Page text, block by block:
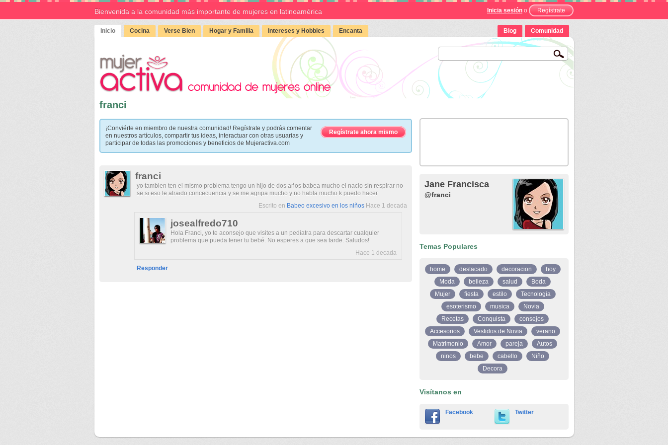
Bienvenida a la comunidad más importante de mujeres en latinoamérica Inicia sesión o Regístrate
Inicio Cocina Verse Bien Hogar y Familia Intereses y Hobbies Encanta Blog Comunidad
franci
¡Conviérte en miembro de nuestra comunidad! Regístrate y podrás comentar
en nuestros artículos, compartir tus ideas, interactuar con otras usuarias y
participar de todas las promociones y beneficios de Mujeractiva.com
Regístrate ahora mismo
franci
yo tambien ten el mismo problema tengo un hijo de dos años babea mucho el nacio sin respirar no
se si eso le atraido concecuencia y se me agripa mucho y no habla mucho k puedo hacer
Escrito en Babeo excesivo en los niñosHace 1 decada
josealfredo710
Hola Franci, yo te aconsejo que visites a un pediatra para descartar cualquier
problema que pueda tener tu bebé. No esperes a que sea tarde. Saludos!
Hace 1 decada
Responder
Jane Francisca
@franci
Temas Populares
home destacado decoracion
hoy
Moda
belleza salud
Boda
Mujer
fiesta estilo
Tecnologia
esoterismo
musica
Novia
Recetas
Conquista
consejos
Accesorios
Vestidos de Novia
verano
Matrimonio
Amor pareja
Autos
ninos
bebe cabello
Niño
Decora
Visítanos en
Facebook Twitter